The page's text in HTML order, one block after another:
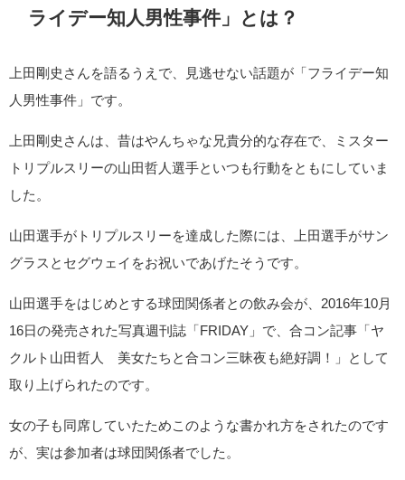
ライデー知人男性事件」とは？
上田剛史さんを語るうえで、見逃せない話題が「フライデー知
人男性事件」です。
上田剛史さんは、昔はやんちゃな兄貴分的な存在で、ミスター
トリプルスリーの山田哲人選手といつも行動をともにしていま
した。
山田選手がトリプルスリーを達成した際には、上田選手がサン
グラスとセグウェイをお祝いであげたそうです。
山田選手をはじめとする球団関係者との飲み会が、2016年10月
16日の発売された写真週刊誌「FRIDAY」で、合コン記事「ヤ
クルト山田哲人 美女たちと合コン三昧夜も絶好調！」として
取り上げられたのです。
女の子も同席していたためこのような書かれ方をされたのです
が、実は参加者は球団関係者でした。